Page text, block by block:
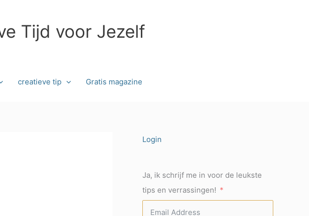
Tijd voor Jezelf
creatieve tip Gratis magazine
Login
Ja, ik schrijf me in voor de leukste
tips en verrassingen!